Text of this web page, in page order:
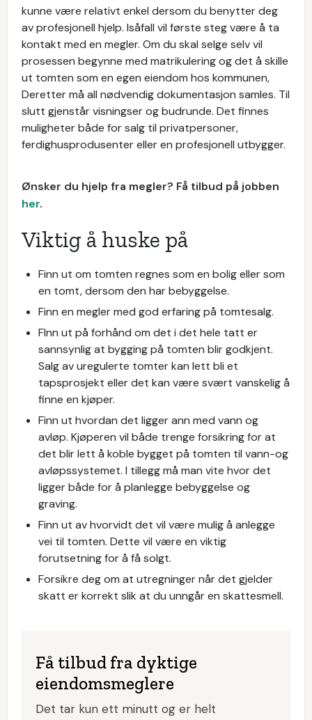
kunne være relativt enkel dersom du benytter deg
av profesjonell hjelp. Isåfall vil første steg være å ta
kontakt med en megler. Om du skal selge selv vil
prosessen begynne med matrikulering og det å skille
ut tomten som en egen eiendom hos kommunen,
Deretter må all nødvendig dokumentasjon samles. Til
slutt gjenstår visningser og budrunde. Det finnes
muligheter både for salg til privatpersoner,
ferdighusprodusenter eller en profesjonell utbygger.
Ønsker du hjelp fra megler? Få tilbud på jobben
her.
Viktig å huske på
Finn ut om tomten regnes som en bolig eller som
en tomt, dersom den har bebyggelse.
Finn en megler med god erfaring på tomtesalg.
FInn ut på forhånd om det i det hele tatt er
sannsynlig at bygging på tomten blir godkjent.
Salg av uregulerte tomter kan lett bli et
tapsprosjekt eller det kan være svært vanskelig å
finne en kjøper.
Finn ut hvordan det ligger ann med vann og
avløp. Kjøperen vil både trenge forsikring for at
det blir lett å koble bygget på tomten til vann-og
avløpssystemet. I tillegg må man vite hvor det
ligger både for å planlegge bebyggelse og
graving.
Finn ut av hvorvidt det vil være mulig å anlegge
vei til tomten. Dette vil være en viktig
forutsetning for å få solgt.
Forsikre deg om at utregninger når det gjelder
skatt er korrekt slik at du unngår en skattesmell.
Få tilbud fra dyktige
eiendomsmeglere
Det tar kun ett minutt og er helt